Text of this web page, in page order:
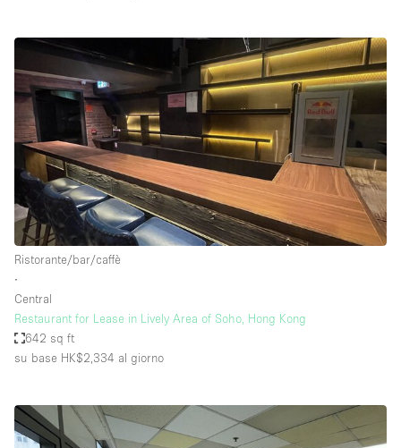
Ristorante/bar/caffè
∙
Central
Restaurant for Lease in Lively Area of Soho, Hong Kong
642 sq ft
su base HK$2,334 al giorno